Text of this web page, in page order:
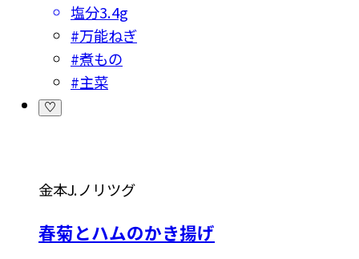
塩分3.4g
#万能ねぎ
#煮もの
#主菜
金本J.ノリツグ
春菊とハムのかき揚げ